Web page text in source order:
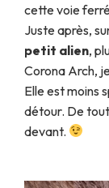
cette voie
Juste après,
petit alien,
Corona Arch,
Elle est moins
détour. De
devant.